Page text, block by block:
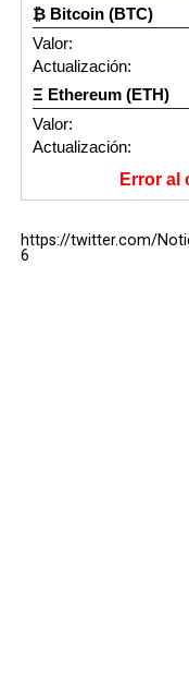
₿ Bitcoin (BTC)
Valor:
Actualización:
Ξ Ethereum (ETH)
Valor:
Actualización:
Error al
https://twitter.com/
6